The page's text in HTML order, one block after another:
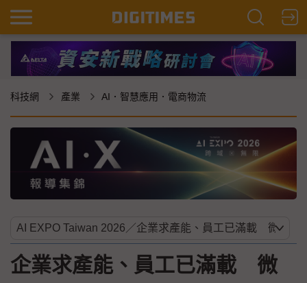
科技網 產業 AI．智慧應用．電商物流
企業求產能、員工已滿載 微